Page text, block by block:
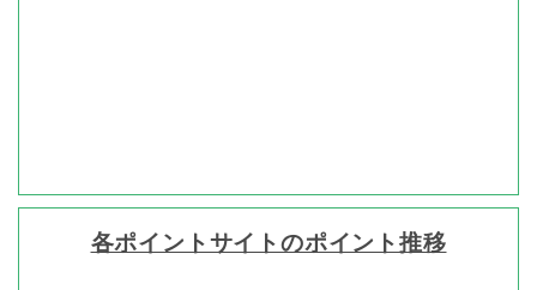
各ポイントサイトのポイント推移